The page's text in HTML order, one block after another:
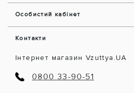
Особистий кабінет
Контакти
Інтернет магазин Vzuttya.UA
0800 33-90-51